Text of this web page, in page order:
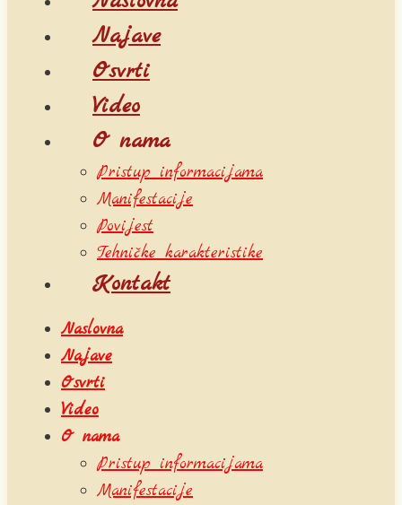
Najave
Osvrti
Video
O nama
Pristup informacijama
Manifestacije
Povijest
Tehničke karakteristike
Kontakt
Naslovna
Najave
Osvrti
Video
O nama
Pristup informacijama
Manifestacije